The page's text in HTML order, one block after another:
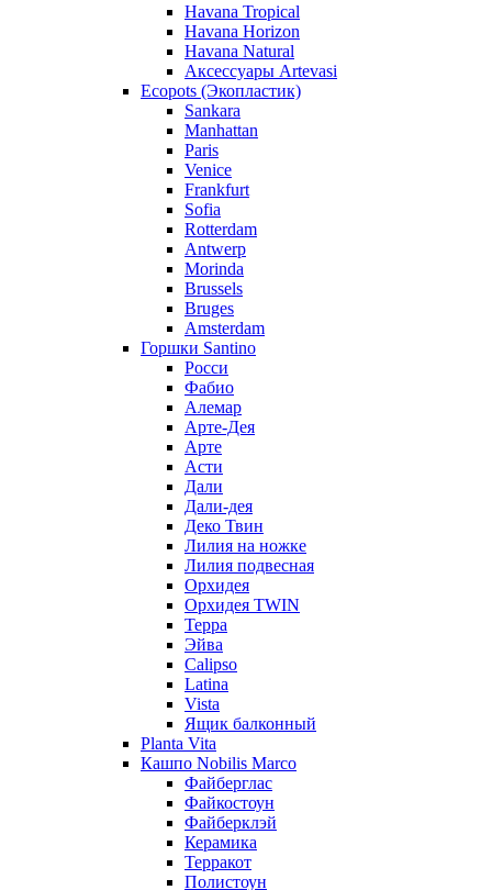
Havana Tropical
Havana Horizon
Havana Natural
Аксессуары Artevasi
Ecopots (Экопластик)
Sankara
Manhattan
Paris
Venice
Frankfurt
Sofia
Rotterdam
Antwerp
Morinda
Brussels
Bruges
Amsterdam
Горшки Santino
Росси
Фабио
Алемар
Арте-Дея
Арте
Асти
Дали
Дали-дея
Деко Твин
Лилия на ножке
Лилия подвесная
Орхидея
Орхидея TWIN
Терра
Эйва
Calipso
Latina
Vista
Ящик балконный
Planta Vita
Кашпо Nobilis Marco
Файберглас
Файкостоун
Файберклэй
Керамика
Терракот
Полистоун